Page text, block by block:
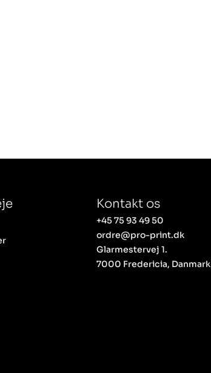
Kontakt os
+45 75 93 49 50
ordre@pro-print.dk
Glarmestervej 1.
7000 Fredericia, Danmark